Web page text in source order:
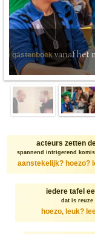
gastenboekvanaf het
acteurs zetten
spannend intrigerend
aanstekelijk? hoezo?
iedere tafel
dat is reuze
hoezo, leuk?